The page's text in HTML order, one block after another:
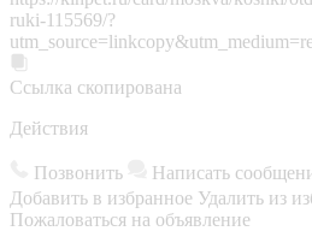
ruki-115569/?
Ссылка скопирована
Действия
Позвонить Написать
Добавить в избранное Удалить из
Пожаловаться на объявление